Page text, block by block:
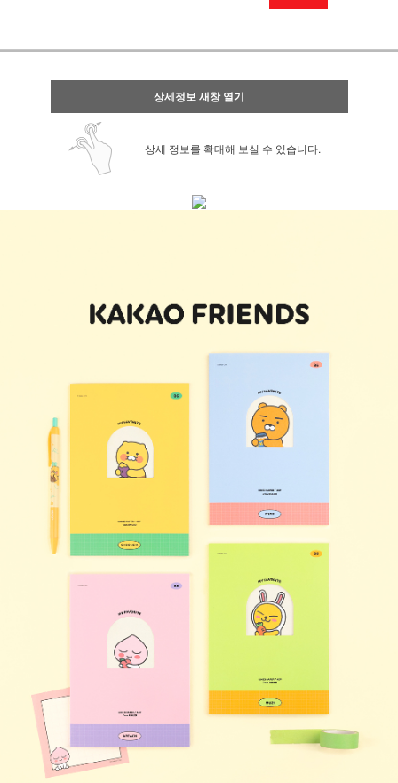
상세정보 새창 열기
상세 정보를 확대해 보실 수 있습니다.